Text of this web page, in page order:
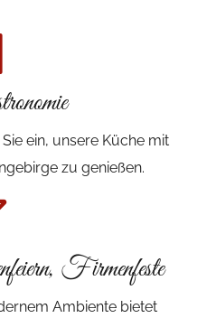
ein, unsere Küche mit
zu genießen.
Firmenfeste
Ambiente bietet